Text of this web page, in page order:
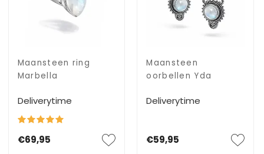
Maansteen ring
Marbella
Deliverytime
€69,95
Maansteen
oorbellen Yda
Deliverytime
€59,95